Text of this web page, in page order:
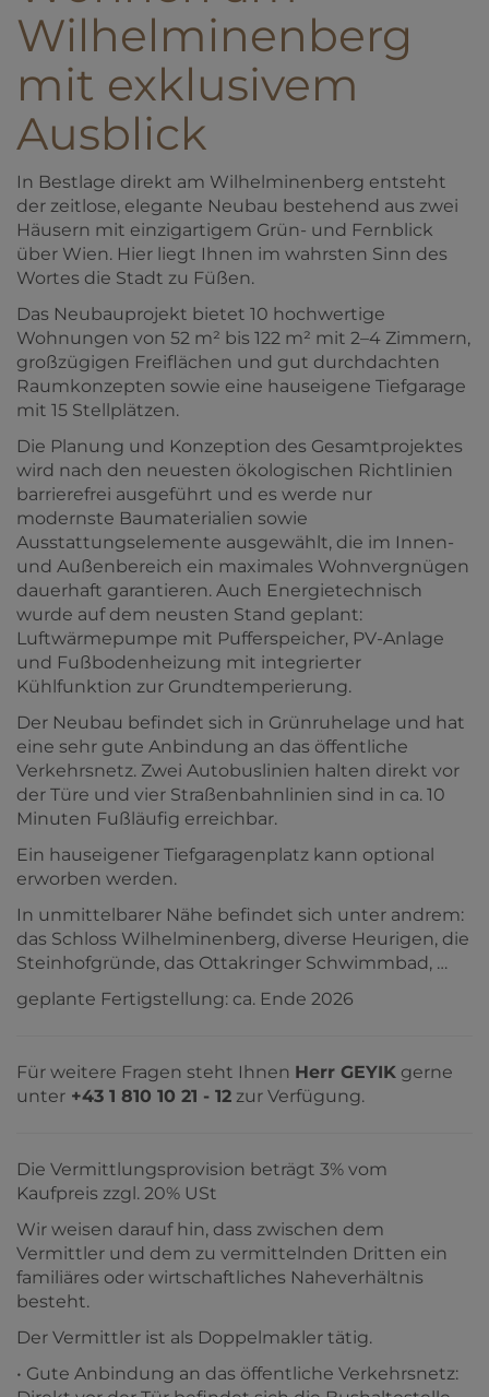
Wilhelminenberg
mit exklusivem
Ausblick
In Bestlage direkt am Wilhelminenberg entsteht
der zeitlose, elegante Neubau bestehend aus zwei
Häusern mit einzigartigem Grün- und Fernblick
über Wien. Hier liegt Ihnen im wahrsten Sinn des
Wortes die Stadt zu Füßen.
Das Neubauprojekt bietet 10 hochwertige
Wohnungen von 52 m² bis 122 m² mit 2–4 Zimmern,
großzügigen Freiflächen und gut durchdachten
Raumkonzepten sowie eine hauseigene Tiefgarage
mit 15 Stellplätzen.
Die Planung und Konzeption des Gesamtprojektes
wird nach den neuesten ökologischen Richtlinien
barrierefrei ausgeführt und es werde nur
modernste Baumaterialien sowie
Ausstattungselemente ausgewählt, die im Innen-
und Außenbereich ein maximales Wohnvergnügen
dauerhaft garantieren. Auch Energietechnisch
wurde auf dem neusten Stand geplant:
Luftwärmepumpe mit Pufferspeicher, PV-Anlage
und Fußbodenheizung mit integrierter
Kühlfunktion zur Grundtemperierung.
Der Neubau befindet sich in Grünruhelage und hat
eine sehr gute Anbindung an das öffentliche
Verkehrsnetz. Zwei Autobuslinien halten direkt vor
der Türe und vier Straßenbahnlinien sind in ca. 10
Minuten Fußläufig erreichbar.
Ein hauseigener Tiefgaragenplatz kann optional
erworben werden.
In unmittelbarer Nähe befindet sich unter andrem:
das Schloss Wilhelminenberg, diverse Heurigen, die
Steinhofgründe, das Ottakringer Schwimmbad, …
geplante Fertigstellung: ca. Ende 2026
Für weitere Fragen steht Ihnen Herr GEYIK gerne
unter +43 1 810 10 21 - 12 zur Verfügung.
Die Vermittlungsprovision beträgt 3% vom
Kaufpreis zzgl. 20% USt
Wir weisen darauf hin, dass zwischen dem
Vermittler und dem zu vermittelnden Dritten ein
familiäres oder wirtschaftliches Naheverhältnis
besteht.
Der Vermittler ist als Doppelmakler tätig.
• Gute Anbindung an das öffentliche Verkehrsnetz: